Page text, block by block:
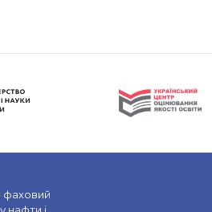
фаховий
нафти і